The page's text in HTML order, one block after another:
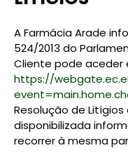
A Farmácia Arade
524/2013 do
Cliente pode aceder
https://
Resolução de Litígios
disponibilizada
recorrer à mesma